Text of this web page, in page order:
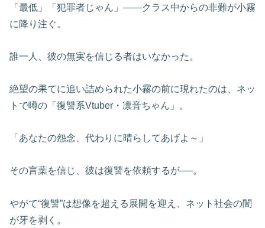
「最低」「犯罪者じゃん」――クラス中からの非難が小霧
に降り注ぐ。
誰一人、彼の無実を信じる者はいなかった。
絶望の果てに追い詰められた小霧の前に現れたのは、ネッ
トで噂の「復讐系Vtuber・凛音ちゃん」。
「あなたの怨念、代わりに晴らしてあげよ～」
その言葉を信じ、彼は復讐を依頼するが──。
やがて“復讐”は想像を超える展開を迎え、ネット社会の闇
が牙を剥く。